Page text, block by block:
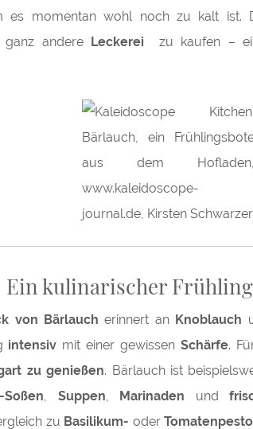
es momentan wohl noch zu kalt ist.
ganz andere Leckerei zu kaufen –
Ein kulinarischer
von Bärlauch erinnert an Knoblauch
intensiv mit einer gewissen Schärfe.
zu genießen. Bärlauch ist
Soßen, Suppen, Marinaden und
zu Basilikum- oderTomatenpesto